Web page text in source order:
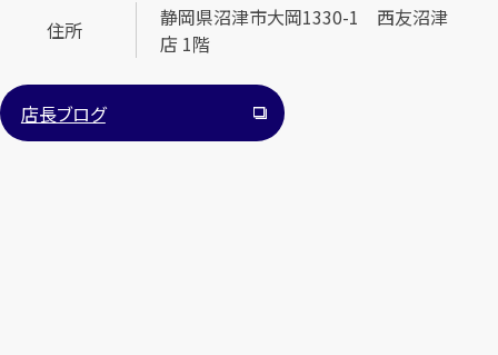
カンタン無料
住所
静岡県沼津市大岡1330-1 西友沼津
店 1階
店長ブログ